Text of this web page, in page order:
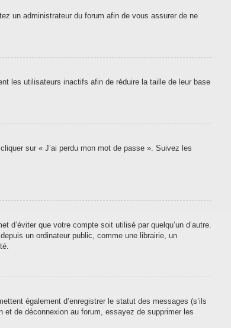
un administrateur du forum afin de vous assurer de ne
les utilisateurs inactifs afin de réduire la taille de leur base
sur « J’ai perdu mon mot de passe ». Suivez les
que votre compte soit utilisé par quelqu’un d’autre.
un ordinateur public, comme une librairie, un
également d’enregistrer le statut des messages (s’ils
de déconnexion au forum, essayez de supprimer les